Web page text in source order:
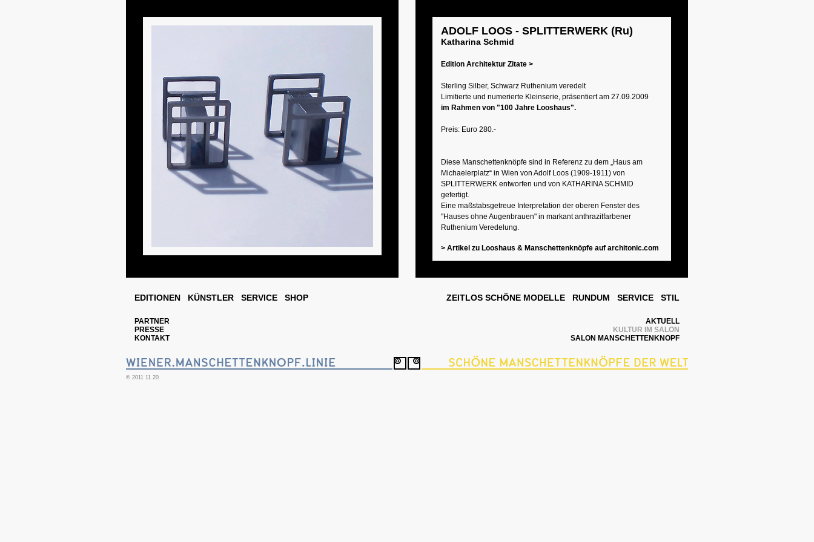
ADOLF LOOS - SPLITTERWERK (Ru)
Katharina Schmid
Edition Architektur Zitate >
Sterling Silber, Schwarz Ruthenium veredelt
Limitierte und numerierte Kleinserie, präsentiert am 27.09.2009
im Rahmen von "100 Jahre Looshaus".
Preis: Euro 280.-
Diese Manschettenknöpfe sind in Referenz zu dem „Haus am
Michaelerplatz“ in Wien von Adolf Loos (1909-1911) von
SPLITTERWERK entworfen und von KATHARINA SCHMID
gefertigt.
Eine maßstabsgetreue Interpretation der oberen Fenster des
"Hauses ohne Augenbrauen" in markant anthrazitfarbener
Ruthenium Veredelung.
> Artikel zu Looshaus & Manschettenknöpfe auf architonic.com
EDITIONEN KÜNSTLER SERVICE SHOP ZEITLOS SCHÖNE MODELLE RUNDUM SERVICE STIL
PARTNER
PRESSE
KONTAKT
AKTUELL
KULTUR IM SALON
SALON MANSCHETTENKNOPF
© 2011 11 20